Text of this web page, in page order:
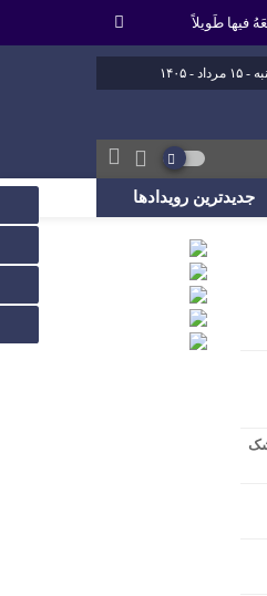
فیها طَویلاً
- ۱۴۰۵
جدیدترین رویدادها